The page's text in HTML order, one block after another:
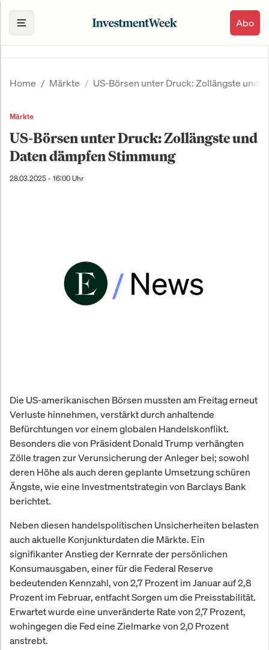
Abo
Home Märkte US-Börsen unter Druck: Zollängste und
Märkte
US-Börsen unter Druck: Zollängste und
Daten dämpfen Stimmung
28.03.2025 - 16:00 Uhr
Die US-amerikanischen Börsen mussten am Freitag erneut
Verluste hinnehmen, verstärkt durch anhaltende
Befürchtungen vor einem globalen Handelskonflikt.
Besonders die von Präsident Donald Trump verhängten
Zölle tragen zur Verunsicherung der Anleger bei; sowohl
deren Höhe als auch deren geplante Umsetzung schüren
Ängste, wie eine Investmentstrategin von Barclays Bank
berichtet.
Neben diesen handelspolitischen Unsicherheiten belasten
auch aktuelle Konjunkturdaten die Märkte. Ein
signifikanter Anstieg der Kernrate der persönlichen
Konsumausgaben, einer für die Federal Reserve
bedeutenden Kennzahl, von 2,7 Prozent im Januar auf 2,8
Prozent im Februar, entfacht Sorgen um die Preisstabilität.
Erwartet wurde eine unveränderte Rate von 2,7 Prozent,
wohingegen die Fed eine Zielmarke von 2,0 Prozent
anstrebt.